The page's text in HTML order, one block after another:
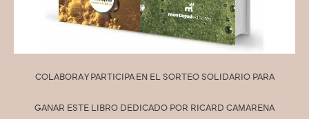
COLABORA Y PARTICIPA EN EL SORTEO SOLIDARIO PARA
GANAR ESTE LIBRO DEDICADO POR RICARD CAMARENA